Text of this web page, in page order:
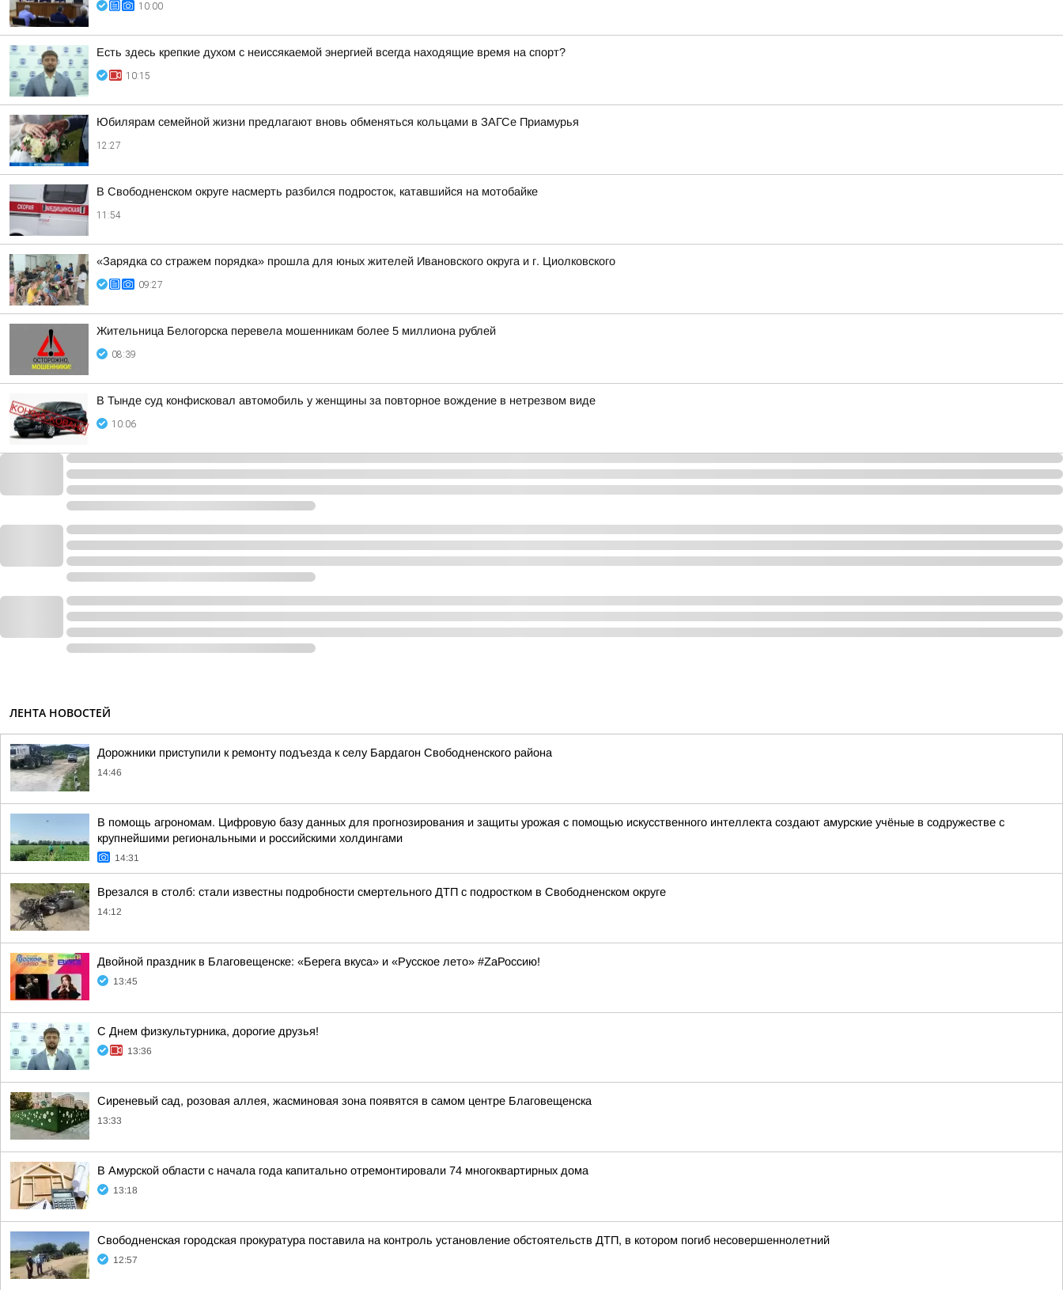
10:00
Есть здесь крепкие духом с неиссякаемой энергией всегда находящие время на спорт?
10:15
Юбилярам семейной жизни предлагают вновь обменяться кольцами в ЗАГСе Приамурья
12:27
В Свободненском округе насмерть разбился подросток, катавшийся на мотобайке
11:54
«Зарядка со стражем порядка» прошла для юных жителей Ивановского округа и г. Циолковского
09:27
Жительница Белогорска перевела мошенникам более 5 миллиона рублей
08:39
В Тынде суд конфисковал автомобиль у женщины за повторное вождение в нетрезвом виде
10:06
ЛЕНТА НОВОСТЕЙ
Дорожники приступили к ремонту подъезда к селу Бардагон Свободненского района
14:46
В помощь агрономам. Цифровую базу данных для прогнозирования и защиты урожая с помощью искусственного интеллекта создают амурские учёные в содружестве с
крупнейшими региональными и российскими холдингами
14:31
Врезался в столб: стали известны подробности смертельного ДТП с подростком в Свободненском округе
14:12
Двойной праздник в Благовещенске: «Берега вкуса» и «Русское лето» #ZaРоссию!
13:45
С Днем физкультурника, дорогие друзья!
13:36
Сиреневый сад, розовая аллея, жасминовая зона появятся в самом центре Благовещенска
13:33
В Амурской области с начала года капитально отремонтировали 74 многоквартирных дома
13:18
Свободненская городская прокуратура поставила на контроль установление обстоятельств ДТП, в котором погиб несовершеннолетний
12:57